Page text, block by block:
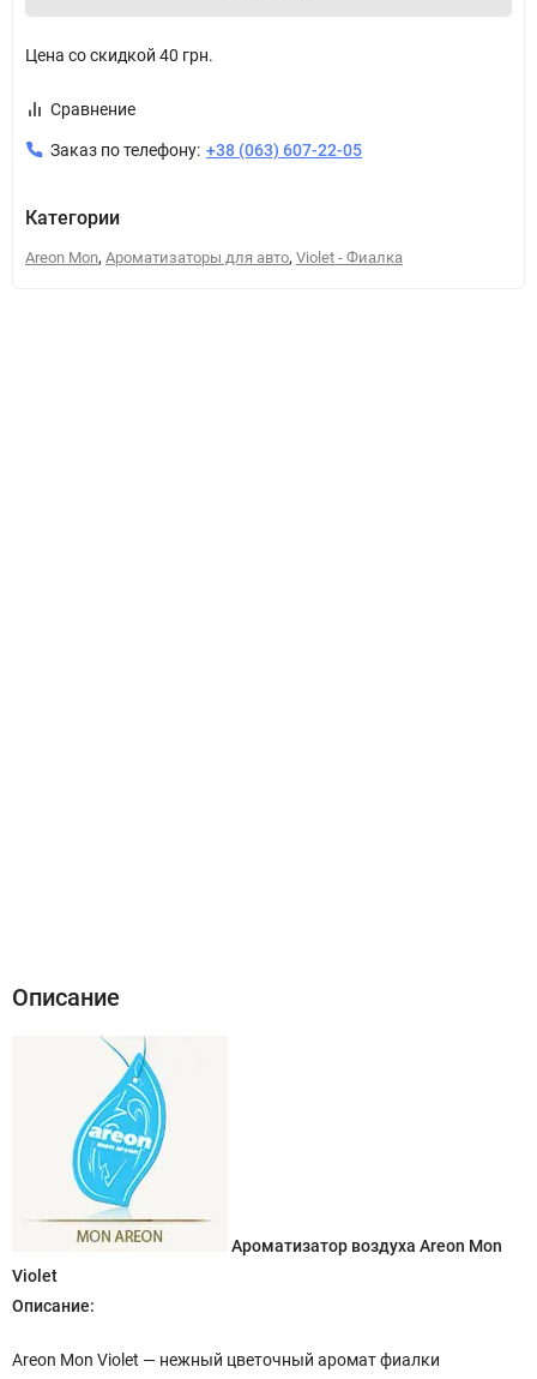
Цена со скидкой 40 грн.
Сравнение
Заказ по телефону: +38 (063) 607-22-05
Категории
Areon Mon, Ароматизаторы для авто, Violet - Фиалка
Описание
Ароматизатор воздуха Areon Mon
Violet
Описание:
Areon Mon Violet — нежный цветочный аромат фиалки